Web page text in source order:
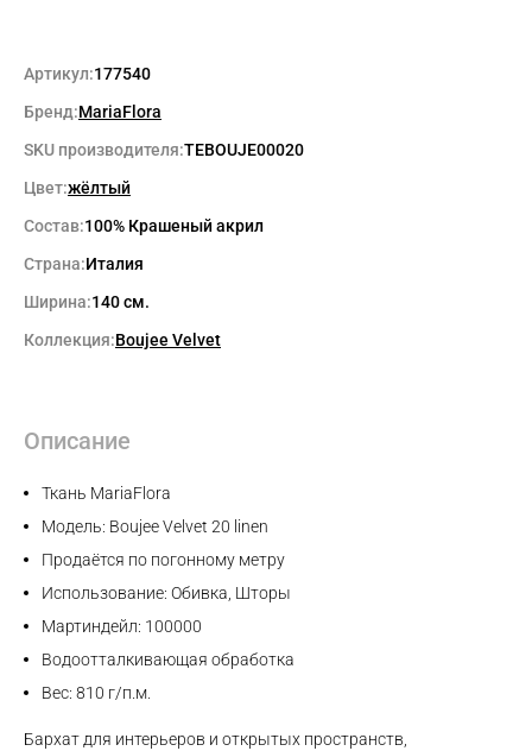
Артикул:177540
Бренд:MariaFlora
SKU производителя:TEBOUJE00020
Цвет:жёлтый
Состав:100% Крашеный акрил
Страна:Италия
Ширина:140 см.
Коллекция:Boujee Velvet
Описание
Ткань MariaFlora
Модель: Boujee Velvet 20 linen
Продаётся по погонному метру
Использование: Обивка, Шторы
Мартиндейл: 100000
Водоотталкивающая обработка
Вес: 810 г/п.м.
Бархат для интерьеров и открытых пространств,